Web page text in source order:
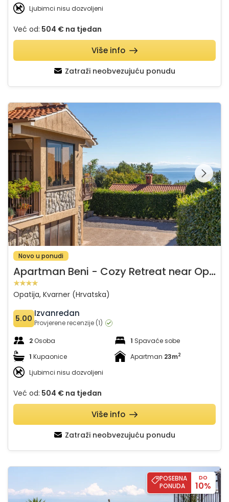
Ljubimci nisu dozvoljeni
Već od: 504 € na tjedan
Zatraži neobvezujuću ponudu
Više info
Apartman Beni - Cozy Retreat near Opatija
Pregledajte cijelu
galeriju na
Novo u ponudi
A
partman Beni - Cozy Retreat near Opatija
Opatija, Kvarner (Hrvatska)
5.00 Izvanredan
Provjerene recenzije (1)
2Osoba 1 Spavaće sobe
1 Kupaonice Apartman 23m2
Ljubimci nisu dozvoljeni
Već od: 504 € na tjedan
Zatraži neobvezujuću ponudu
Više info
POSEBNA
PONUDA
DO
10%